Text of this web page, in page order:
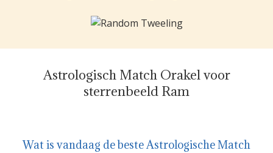
Astrologisch Match Orakel voor
sterrenbeeld Ram
Wat is vandaag de beste Astrologische Match